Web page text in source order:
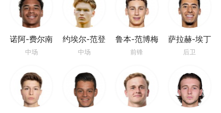
诺阿-费尔南
德斯
中场
约埃尔-范登
贝尔赫
中场
鲁本-范博梅
尔
前锋
萨拉赫-埃丁
后卫